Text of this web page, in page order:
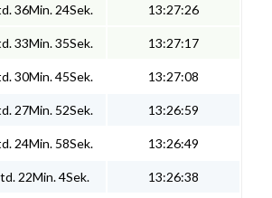
36Min. 24Sek. 13:27:26
33Min. 35Sek. 13:27:17
30Min. 45Sek. 13:27:08
27Min. 52Sek. 13:26:59
24Min. 58Sek. 13:26:49
22Min. 4Sek. 13:26:38